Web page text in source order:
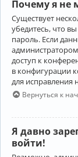
Почему я не
Существует
убедитесь, что
пароль. Если
доступ к
в конфигурации
для исправления
Вернуться к
Я давно
войти!